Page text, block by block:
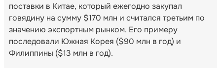
поставки в Китае, который ежегодно закупал
говядину на сумму $170 млн и считался третьим по
значению экспортным рынком. Его примеру
последовали Южная Корея ($90 млн в год) и
Филиппины ($13 млн в год).